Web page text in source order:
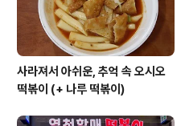
사라져서 아쉬운, 추억 속 오시오
떡볶이 (+ 나루 떡볶이)